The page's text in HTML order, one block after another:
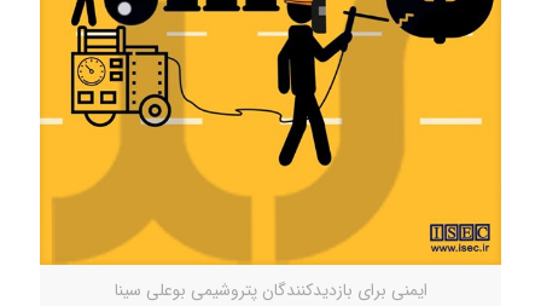
ایمنی برای بازدیدکنندگان پتروشیمی بوعلی سینا